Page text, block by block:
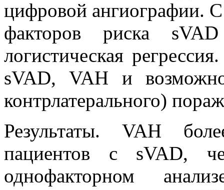
цифровой ангиографии.
факторов риска
логистическая
sVAD, VAH и
контрлатерального)
Результаты. VAH
пациентов с sVAD,
однофакторном